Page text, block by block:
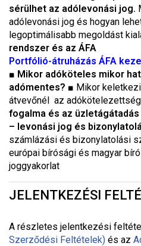
sérülhet az adólevonási jog.
adólevonási jog és hogyan
legoptimálisabb megoldást
rendszer és az ÁFA
Portfólió-átruházás ÁFA
■ Mikor adóköteles mikor
adómentes? ■ Mikor
átvevőnél az
fogalma és az
– levonási jog és
számlázási és bizonylatolási
európai bírósági és magyar
joggyakorlat
JELENTKEZÉSI
A részletes jelentkezési
Szerződési Feltételek) és az